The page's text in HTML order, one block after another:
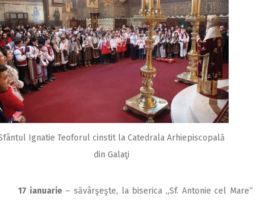
Ignatie Teoforul cinstit la Catedrala Arhiepiscopală
din Galaţi
17 ianuarie– săvârşeşte, la biserica ,,Sf. Antonie cel Mare“